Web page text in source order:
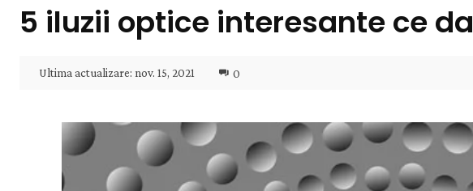
5 iluzii optice interesante ce
Ultima actualizare: nov. 15, 2021 0